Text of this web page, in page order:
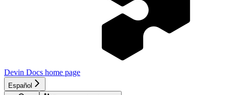
Devin Docs home page
Español